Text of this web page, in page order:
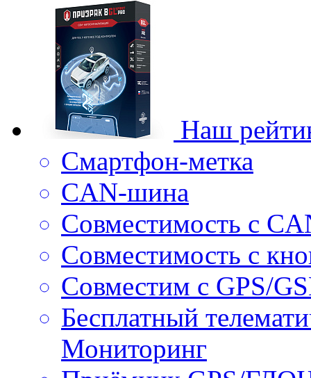
Наш
Смартфон-метка
CAN-шина
Совместимость с
Совместимость с
Совместим с GPS/
Бесплатный
Мониторинг